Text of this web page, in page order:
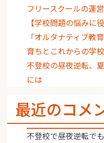
フリースクールの運
【学校問題の悩みに
「オルタナティブ教
育ちとこれからの学
不登校の昼夜逆転、
には
最近のコメ
不登校で昼夜逆転で